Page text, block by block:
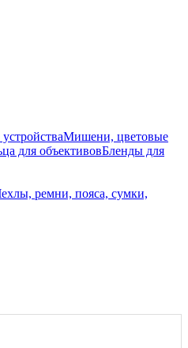
Мишени, цветовые
для объективовБленды для
ремни, пояса, сумки,